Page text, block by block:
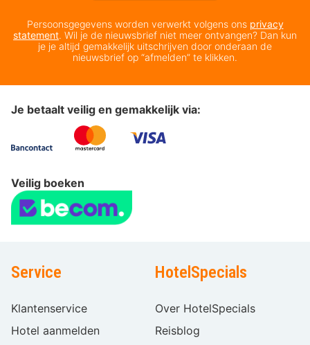
Persoonsgegevens worden verwerkt volgens ons privacy
statement. Wil je de nieuwsbrief niet meer ontvangen? Dan kun
je je altijd gemakkelijk uitschrijven door onderaan de
nieuwsbrief op “afmelden” te klikken.
Je betaalt veilig en gemakkelijk via:
Veilig boeken
Service
Klantenservice
Hotel aanmelden
HotelSpecials
Over HotelSpecials
Reisblog